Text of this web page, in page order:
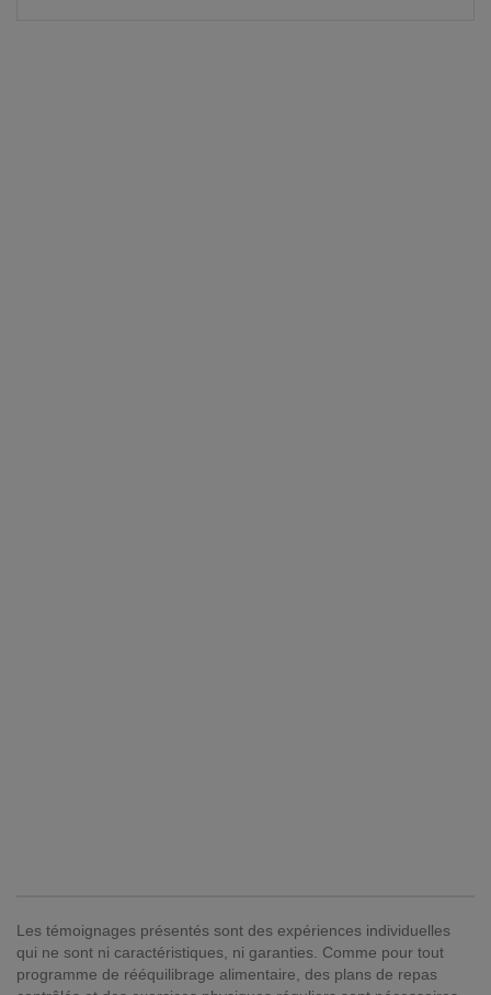
Les témoignages présentés sont des expériences individuelles
qui ne sont ni caractéristiques, ni garanties. Comme pour tout
programme de rééquilibrage alimentaire, des plans de repas